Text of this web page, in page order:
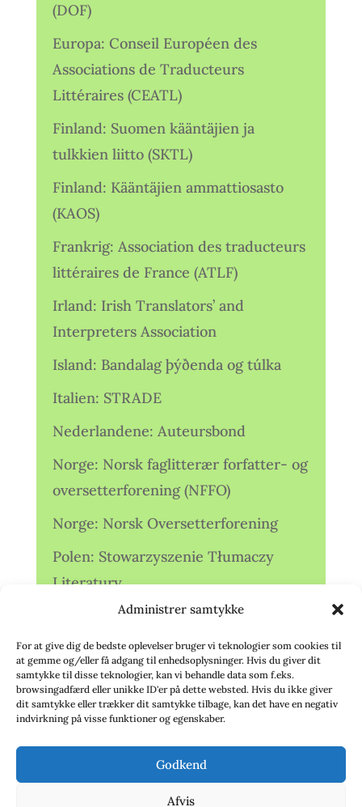
Administrer samtykke
For at give dig de bedste oplevelser bruger vi teknologier som cookies til
at gemme og/eller få adgang til enhedsoplysninger. Hvis du giver dit
samtykke til disse teknologier, kan vi behandle data som f.eks.
browsingadfærd eller unikke ID'er på dette websted. Hvis du ikke giver
dit samtykke eller trækker dit samtykke tilbage, kan det have en negativ
indvirkning på visse funktioner og egenskaber.
Godkend
Afvis
(DOF)
Europa: Conseil Européen des
Associations de Traducteurs
Littéraires (CEATL)
Finland: Suomen kääntäjien ja
tulkkien liitto (SKTL)
Finland: Kääntäjien ammattiosasto
(KAOS)
Frankrig: Association des traducteurs
littéraires de France (ATLF)
Irland: Irish Translators’ and
Interpreters Association
Island: Bandalag þýðenda og túlka
Italien: STRADE
Nederlandene: Auteursbond
Norge: Norsk faglitterær forfatter- og
oversetterforening (NFFO)
Norge: Norsk Oversetterforening
Polen: Stowarzyszenie Tłumaczy
Literatury
Storbritannien: Translators
Association (TA)
Sverige: Översättarsektionen (Ö.)
Sverige: Översättarcentrum (ÖC)
deutschsprachiger Übersetzer (VdÜ)